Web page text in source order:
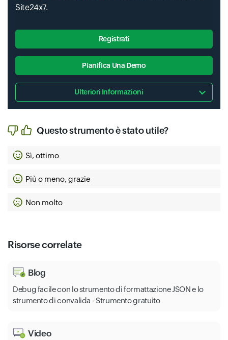
Site24x7.
Registrati
Pianifica Una Demo
Ulteriori Informazioni
Questo strumento è stato utile?
Sì, ottimo
Più o meno, grazie
Non molto
Risorse correlate
Blog
Debug facile con lo strumento di formattazione JSON e lo
strumento di convalida - Strumento gratuito
Video